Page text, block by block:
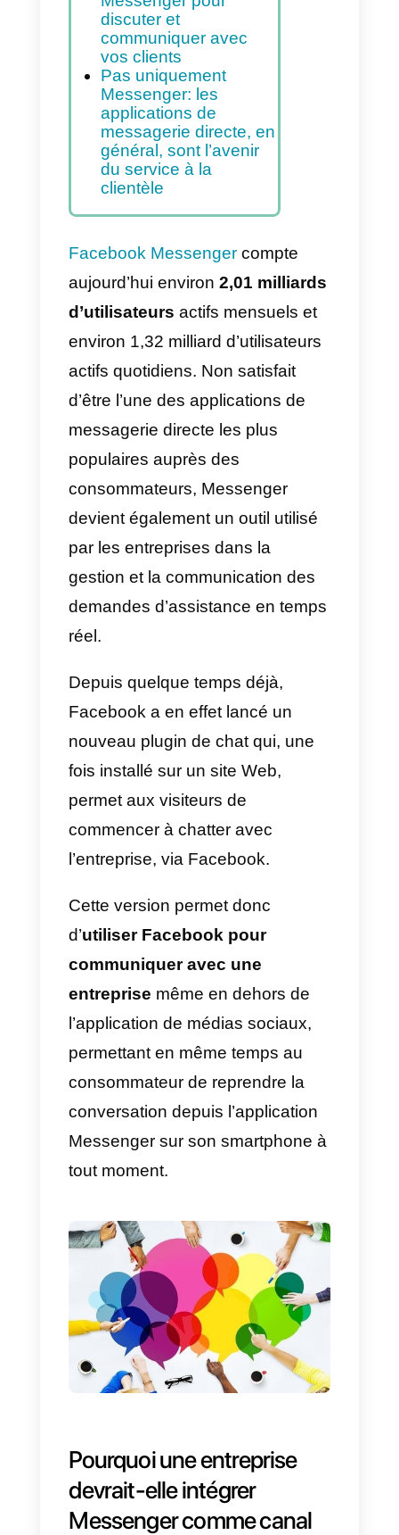
Pourquoi une
entreprise devrait-elle
intégrer Messenger
comme canal de
support client?
Voici comment vous
pouvez commencer à
utiliser Facebook
Messenger pour
discuter et
communiquer avec
vos clients
Pas uniquement
Messenger: les
applications de
messagerie directe, en
général, sont l’avenir
du service à la
clientèle
Facebook Messengercompte
aujourd’hui environ
d’utilisateursactifs mensuels et
environ 1,32 milliard d’utilisateurs
d’être l’une des applications de
messagerie directe les plus
populaires auprès des
consommateurs, Messenger
devient également un outil utilisé
par les entreprises dans la
gestion et la communication des
demandes d’assistance en
réel.
Depuis quelque temps déjà,
Facebook a en effet lancé un
nouveau plugin de chat qui, une
fois installé sur un site Web,
permet aux visiteurs de
commencer à chatter avec
l’entreprise, via Facebook.
Cette version permet donc
d’
utiliser Facebook pour
communiquer avec une
l’application de médias sociaux,
permettant en même temps au
consommateur de reprendre la